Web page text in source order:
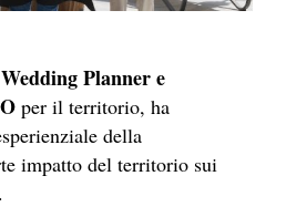
Planner e
per il territorio, ha
della
impatto del territorio sui